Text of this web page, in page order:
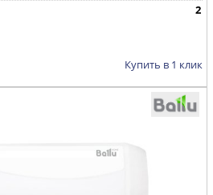
2
Купить в 1 клик